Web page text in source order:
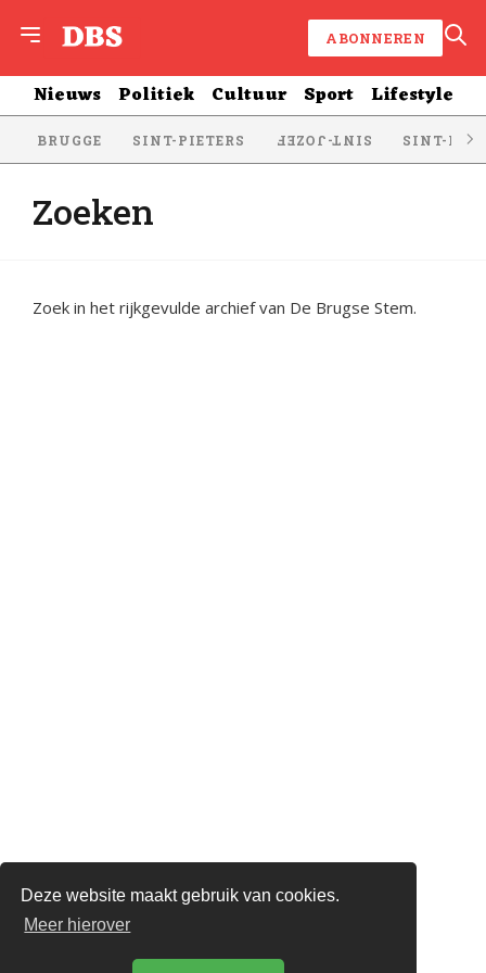
Deze website maakt gebruik van cookies.
Meer hierover
ABONNEREN
Nieuws Politiek Cultuur Sport Lifestyle
BRUGGE SINT-PIETERS SINT-JOZEF SINT-
Zoeken
Zoek in het rijkgevulde archief van De Brugse Stem.
STEUN DE BRUGSE STEM